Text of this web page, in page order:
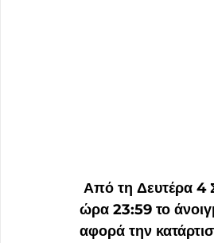
ώρα 23:59 το
αφορά την